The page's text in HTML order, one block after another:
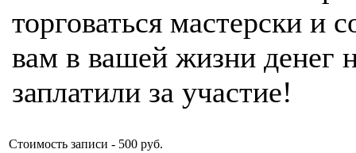
торговаться мастерски и
вам в вашей жизни денег
заплатили за участие!
Стоимость записи - 500 руб.